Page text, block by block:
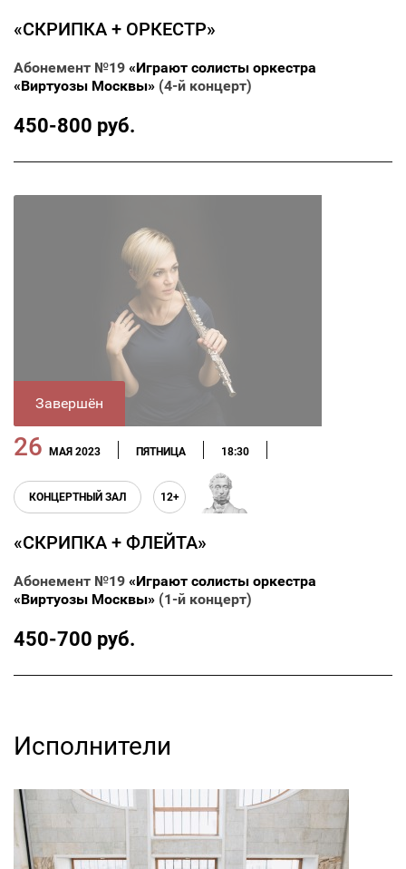
«СКРИПКА + ОРКЕСТР»
Абонемент №19 «Играют солисты оркестра
«Виртуозы Москвы» (4-й концерт)
450-800 руб.
Завершён
26 МАЯ 2023 ПЯТНИЦА 18:30
КОНЦЕРТНЫЙ ЗАЛ 12+
«СКРИПКА + ФЛЕЙТА»
Абонемент №19 «Играют солисты оркестра
«Виртуозы Москвы» (1-й концерт)
450-700 руб.
Исполнители